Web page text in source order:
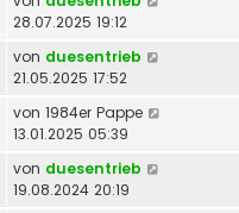
28.07.2025 19:12
von duesentrieb
21.05.2025 17:52
von 1984er Pappe
13.01.2025 05:39
von duesentrieb
19.08.2024 20:19